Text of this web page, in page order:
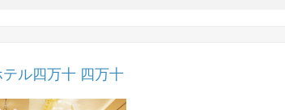
ル四万十 四万十